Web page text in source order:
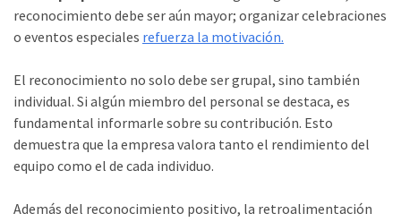
reconocimiento debe ser aún mayor; organizar celebraciones
o eventos especiales refuerza la motivación.
El reconocimiento no solo debe ser grupal, sino también
individual. Si algún miembro del personal se destaca, es
fundamental informarle sobre su contribución. Esto
demuestra que la empresa valora tanto el rendimiento del
equipo como el de cada individuo.
Además del reconocimiento positivo, la retroalimentación